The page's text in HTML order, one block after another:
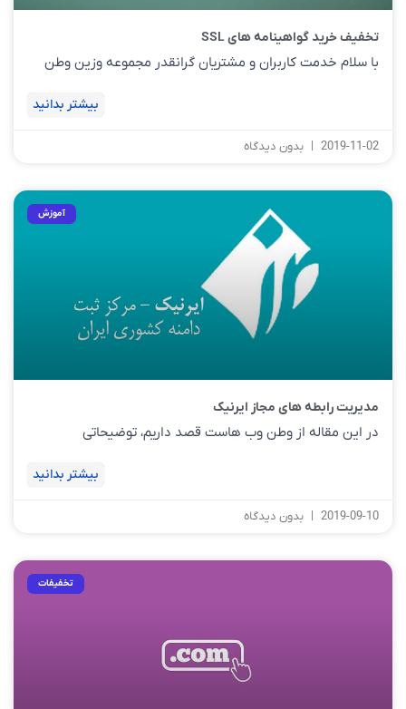
تخفیف خرید گواهینامه های SSL
با سلام خدمت کاربران و مشتریان گرانقدر مجموعه وزین وطن
بیشتر بدانید
2019-11-02 بدون دیدگاه
آموزش
مدیریت رابطه های مجاز ایرنیک
در این مقاله از وطن وب هاست قصد داریم، توضیحاتی
بیشتر بدانید
2019-09-10 بدون دیدگاه
تخفیفات